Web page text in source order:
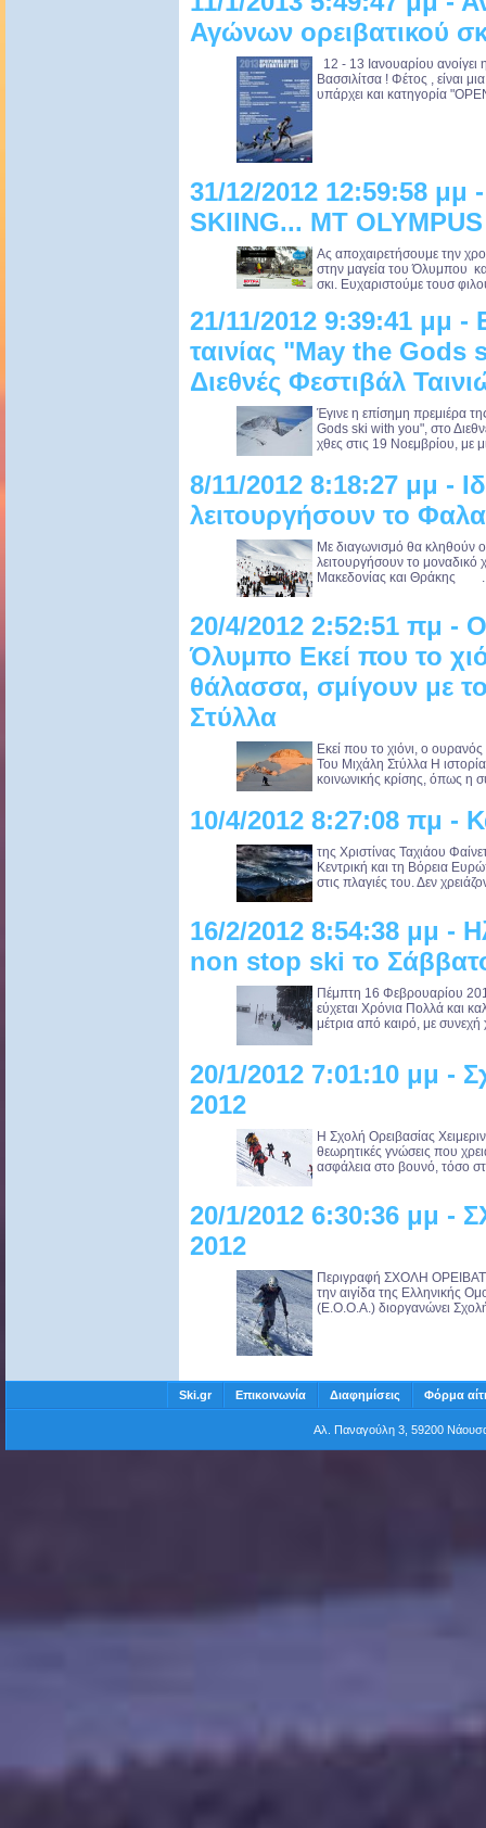
Αγώνων ορειβατικού
12 - 13 Ιανουαρίου
Βασσιλίτσα ! Φέτος , είναι
υπάρχει και κατηγορία
31/12/2012 12:59:58 μμ
SKIING... MT OLYMPUS
Ας αποχαιρετήσουμε την
στην μαγεία του Όλυμπου
σκι. Ευχαριστούμε τουσ
21/11/2012 9:39:41 μμ -
ταινίας "May the
Διεθνές Φεστιβάλ
Έγινε η επίσημη πρεμιέρα
Gods ski with you", στο
χθες στις 19 Νοεμβρίου, με
8/11/2012 8:18:27 μμ -
λειτουργήσουν το
Με διαγωνισμό θα κληθούν
λειτουργήσουν το μοναδικό
Μακεδονίας και Θράκης
20/4/2012 2:52:51 πμ -
Όλυμπο Εκεί που το
θάλασσα, σμίγουν με
Στύλλα
Εκεί που το χιόνι, ο
Του Μιχάλη Στύλλα Η ιστορία
κοινωνικής κρίσης, όπως η
10/4/2012 8:27:08 πμ -
της Χριστίνας Ταχιάου
Κεντρική και τη Βόρεια
στις πλαγιές του. Δεν
16/2/2012 8:54:38 μμ -
non stop ski το
Πέμπτη 16 Φεβρουαρίου
εύχεται Χρόνια Πολλά και
μέτρια από καιρό, με
20/1/2012 7:01:10 μμ -
2012
Η Σχολή Ορειβασίας
θεωρητικές γνώσεις που
ασφάλεια στο βουνό, τόσο
20/1/2012 6:30:36 μμ -
2012
Περιγραφή ΣΧΟΛΗ
την αιγίδα της Ελληνικής
(Ε.Ο.Ο.Α.) διοργανώνει
Ski.gr Επικοινωνία Διαφημίσεις Φόρμα
Αλ. Παναγούλη 3, 59200